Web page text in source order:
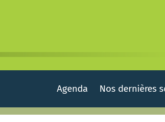
Agenda Nos dernières